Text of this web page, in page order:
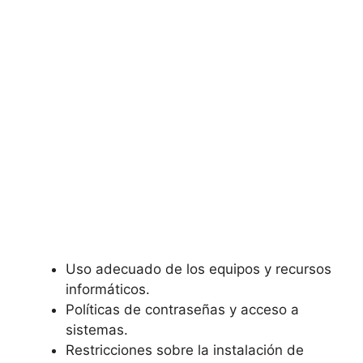
Uso adecuado de los equipos y recursos
informáticos.
Políticas de contraseñas y acceso a
sistemas.
Restricciones sobre la instalación de